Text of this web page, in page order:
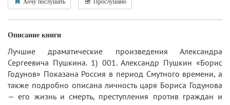
Хочу послушать Прослушано
Описание книги
Лучшие драматические произведения Александра
Сергеевича Пушкина. 1) 001. Александр Пушкин «Борис
Годунов» Показана Россия в период Смутного времени, а
также подробно описана личность царя Бориса Годунова
— его жизнь и смерть, преступления против граждан и